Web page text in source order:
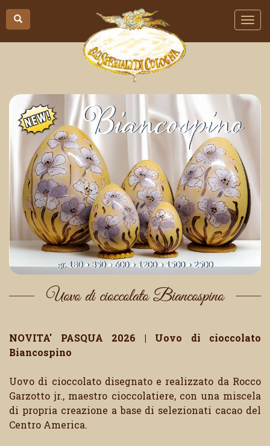
Uovo di cioccolato Biancospino
NOVITA' PASQUA 2026 | Uovo di cioccolato
Biancospino
Uovo di cioccolato disegnato e realizzato da Rocco
Garzotto jr., maestro cioccolatiere, con una miscela
di propria creazione a base di selezionati cacao del
Centro America.